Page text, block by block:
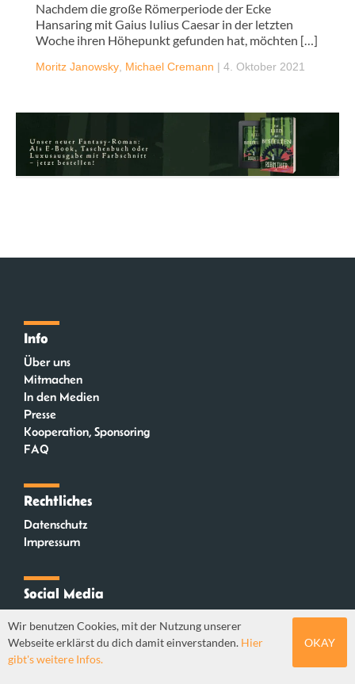
Nachdem die große Römerperiode der Ecke
Hansaring mit Gaius Iulius Caesar in der letzten
Woche ihren Höhepunkt gefunden hat, möchten […]
Moritz Janowsky Michael Cremann | 4. Oktober 2021
Info
Über uns
Mitmachen
In den Medien
Presse
Kooperation, Sponsoring
FAQ
Rechtliches
Datenschutz
Impressum
Social Media
Mastodon
Wir benutzen Cookies, mit der Nutzung unserer
Webseite erklärst du dich damit einverstanden. Hier
gibt's weitere Infos.
OKAY